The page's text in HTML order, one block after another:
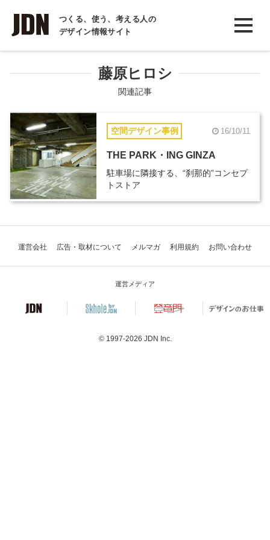
つくる、使う、考える人の
デザイン情報サイト
INTERVIEW
インタビュー
COLUMN
コラム
藤原ヒロシ
関連記事
空間デザイン事例 16/10/11
THE PARK・ING GINZA
駐車場に隣接する、“刹那的”コンセプ
トストア
運営会社 広告・取材について メルマガ 利用規約 お問い合わせ
運営メディア
© 1997-2026 JDN Inc.